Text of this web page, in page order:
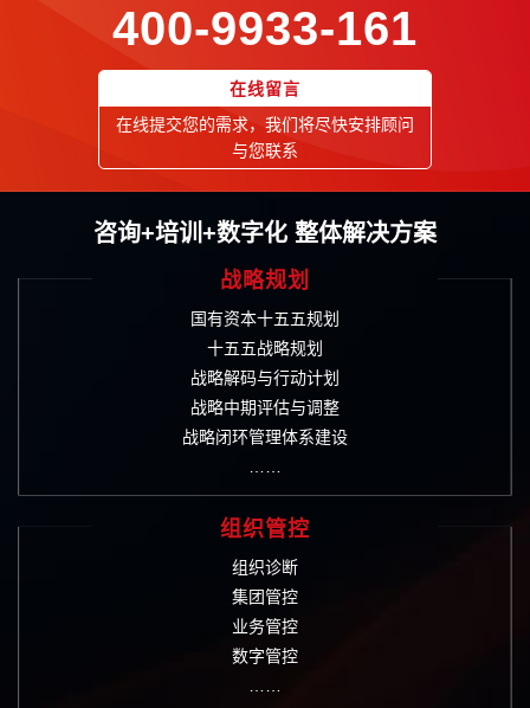
400-9933-161
在线留言
在线提交您的需求，我们将尽快安排顾问
与您联系
咨询+培训+数字化 整体解决方案
战略规划
国有资本十五五规划
十五五战略规划
战略解码与行动计划
战略中期评估与调整
战略闭环管理体系建设
组织管控
组织诊断
集团管控
业务管控
数字管控